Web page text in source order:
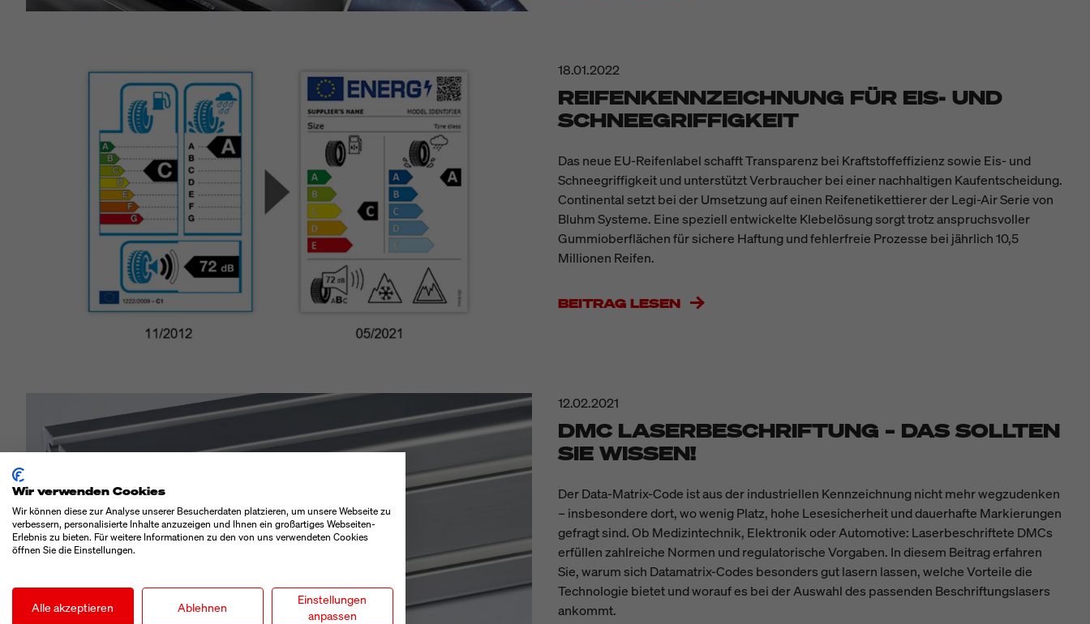
18.01.2022
REIFENKENNZEICHNUNG FÜR EIS- UND
SCHNEEGRIFFIGKEIT
Das neue EU-Reifenlabel schafft Transparenz bei Kraftstoffeffizienz sowie Eis- und
Schneegriffigkeit und unterstützt Verbraucher bei einer nachhaltigen Kaufentscheidung.
Continental setzt bei der Umsetzung auf einen Reifenetikettierer der Legi-Air Serie von
Bluhm Systeme. Eine speziell entwickelte Klebelösung sorgt trotz anspruchsvoller
Gummioberflächen für sichere Haftung und fehlerfreie Prozesse bei jährlich 10,5
Millionen Reifen.
BEITRAG LESEN
12.02.2021
DMC LASERBESCHRIFTUNG – DAS SOLLTEN
SIE WISSEN!
Der Data-Matrix-Code ist aus der industriellen Kennzeichnung nicht mehr wegzudenken
– insbesondere dort, wo wenig Platz, hohe Lesesicherheit und dauerhafte Markierungen
gefragt sind. Ob Medizintechnik, Elektronik oder Automotive: Laserbeschriftete DMCs
erfüllen zahlreiche Normen und regulatorische Vorgaben. In diesem Beitrag erfahren
Sie, warum sich Datamatrix-Codes besonders gut lasern lassen, welche Vorteile die
Technologie bietet und worauf es bei der Auswahl des passenden Beschriftungslasers
ankommt.
Wir verwenden Cookies
Wir können diese zur Analyse unserer Besucherdaten platzieren, um unsere Webseite zu
verbessern, personalisierte Inhalte anzuzeigen und Ihnen ein großartiges Webseiten-
Erlebnis zu bieten. Für weitere Informationen zu den von uns verwendeten Cookies
öffnen Sie die Einstellungen.
Alle akzeptieren Ablehnen
Einstellungen
anpassen